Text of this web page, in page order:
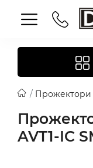
Прожектори
AVT1-IC